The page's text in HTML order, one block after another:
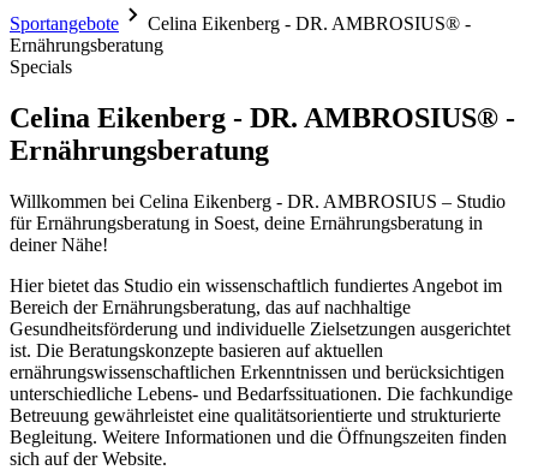
Sportangebote
Celina Eikenberg - DR. AMBROSIUS® -
Ernährungsberatung
Specials
Celina Eikenberg - DR. AMBROSIUS® -
Ernährungsberatung
Willkommen bei Celina Eikenberg - DR. AMBROSIUS – Studio
für Ernährungsberatung in Soest, deine Ernährungsberatung in
deiner Nähe!
Hier bietet das Studio ein wissenschaftlich fundiertes Angebot im
Bereich der Ernährungsberatung, das auf nachhaltige
Gesundheitsförderung und individuelle Zielsetzungen ausgerichtet
ist. Die Beratungskonzepte basieren auf aktuellen
ernährungswissenschaftlichen Erkenntnissen und berücksichtigen
unterschiedliche Lebens- und Bedarfssituationen. Die fachkundige
Betreuung gewährleistet eine qualitätsorientierte und strukturierte
Begleitung. Weitere Informationen und die Öffnungszeiten finden
sich auf der Website.